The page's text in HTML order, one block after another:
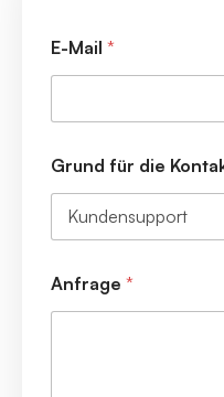
E-Mail *
Grund für die
Anfrage *